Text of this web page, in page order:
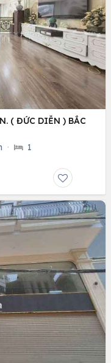
( ĐỨC DIỄN ) BẮC
· 1